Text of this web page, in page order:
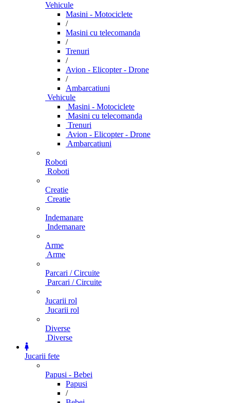
Vehicule
Masini - Motociclete
/
Masini cu telecomanda
/
Trenuri
/
Avion - Elicopter - Drone
/
Ambarcatiuni
Vehicule
Masini - Motociclete
Masini cu telecomanda
Trenuri
Avion - Elicopter - Drone
Ambarcatiuni
Roboti
Roboti
Creatie
Creatie
Indemanare
Indemanare
Arme
Arme
Parcari / Circuite
Parcari / Circuite
Jucarii rol
Jucarii rol
Diverse
Diverse
Jucarii fete
Papusi - Bebei
Papusi
/